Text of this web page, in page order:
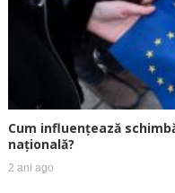
Cum influențează
națională?
2 ani ago